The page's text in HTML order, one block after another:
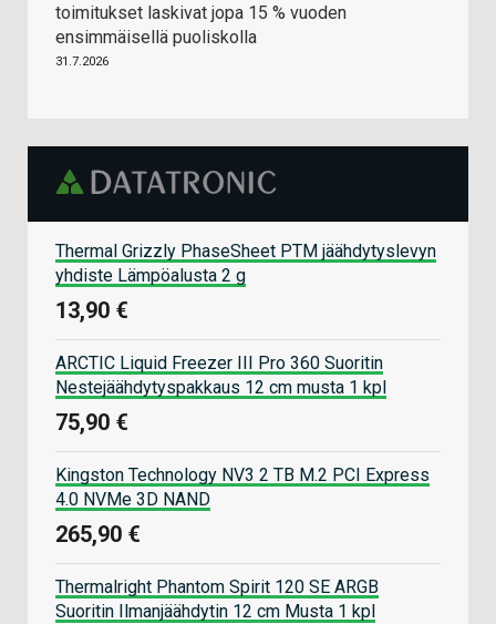
toimitukset laskivat jopa 15 % vuoden
ensimmäisellä puoliskolla
31.7.2026
Thermal Grizzly PhaseSheet PTM jäähdytyslevyn
yhdiste Lämpöalusta 2 g
13,90 €
ARCTIC Liquid Freezer III Pro 360 Suoritin
Nestejäähdytyspakkaus 12 cm musta 1 kpl
75,90 €
Kingston Technology NV3 2 TB M.2 PCI Express
4.0 NVMe 3D NAND
265,90 €
Thermalright Phantom Spirit 120 SE ARGB
Suoritin Ilmanjäähdytin 12 cm Musta 1 kpl